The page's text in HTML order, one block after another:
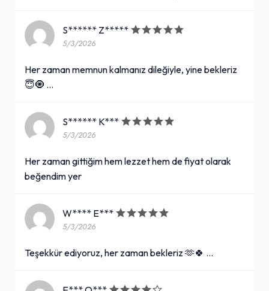
S****** Z*****
5/3/2026
Her zaman memnun kalmanız dileğiyle, yine bekleriz
😇🧿 …
S****** K***
5/3/2026
Her zaman gittiğim hem lezzet hem de fiyat olarak
beğendim yer
W**** E***
5/3/2026
Teşekkür ediyoruz, her zaman bekleriz 🫶🍀 …